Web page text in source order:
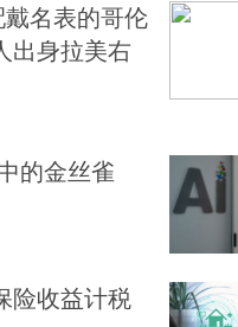
戴名表的哥伦
出身拉美右
的金丝雀
险收益计税